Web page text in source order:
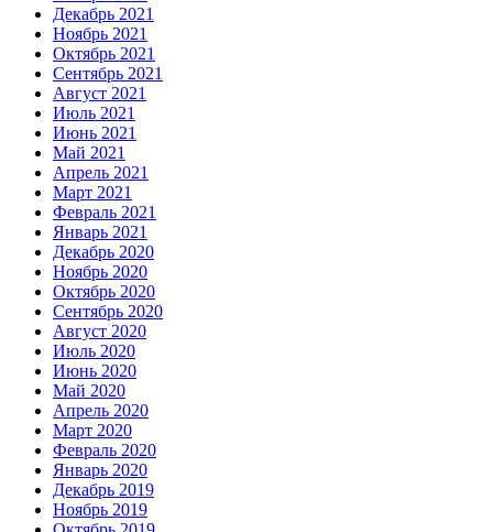
Декабрь 2021
Ноябрь 2021
Октябрь 2021
Сентябрь 2021
Август 2021
Июль 2021
Июнь 2021
Май 2021
Апрель 2021
Март 2021
Февраль 2021
Январь 2021
Декабрь 2020
Ноябрь 2020
Октябрь 2020
Сентябрь 2020
Август 2020
Июль 2020
Июнь 2020
Май 2020
Апрель 2020
Март 2020
Февраль 2020
Январь 2020
Декабрь 2019
Ноябрь 2019